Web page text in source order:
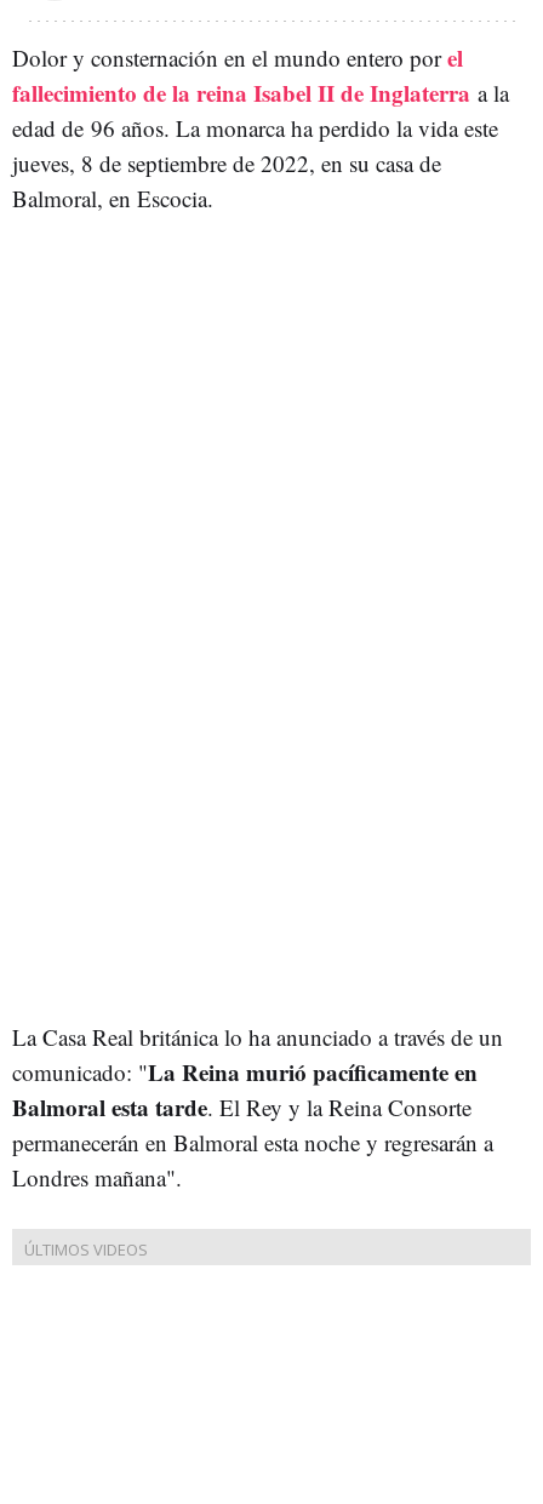
Dolor y consternación en el mundo entero porel
fallecimiento de la reina Isabel II de Inglaterra a la
edad de 96 años. La monarca ha perdido la vida este
jueves, 8 de septiembre de 2022, en su casa de
Balmoral, en Escocia.
La Casa Real británica lo ha anunciado a través de un
comunicado: "La Reina murió pacíficamente en
Balmoral esta tarde. El Rey y la Reina Consorte
permanecerán en Balmoral esta noche y regresarán a
Londres mañana".